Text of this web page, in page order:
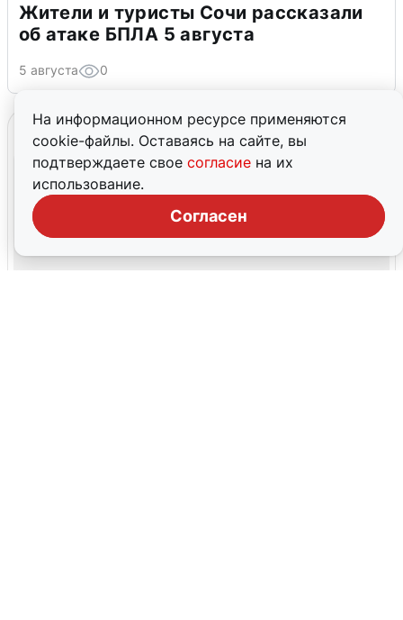
На информационном ресурсе применяются
cookie-файлы. Оставаясь на сайте, вы
подтверждаете свое согласие на их
использование.
Согласен
Жители и туристы Сочи рассказали
об атаке БПЛА 5 августа
5 августа 0